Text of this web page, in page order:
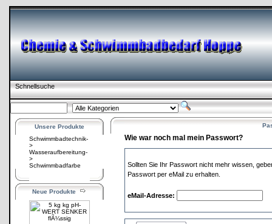
Schnellsuche
Unsere Produkte
Schwimmbadtechnik-
>
Wasseraufbereitung-
>
Schwimmbadfarbe
Neue Produkte
Wie war noch mal mein Passwort?
Sollten Sie Ihr Passwort nicht mehr wissen,
Passwort per eMail zu erhalten.
eMail-Adresse: